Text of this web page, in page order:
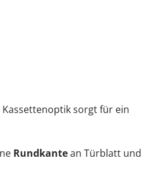
sorgt für ein
Rundkantean Türblatt und